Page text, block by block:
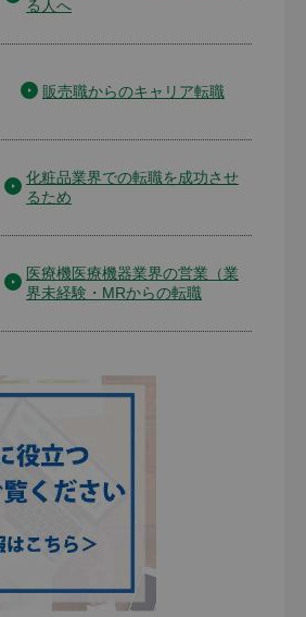
る人へ
販売職からのキャリア転職
化粧品業界での転職を成功させ
るため
医療機医療機器業界の営業（業
界未経験・MRからの転職